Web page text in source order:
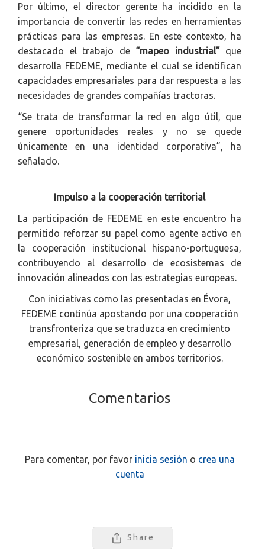
Por último, el director gerente ha incidido en la
importancia de convertir las redes en herramientas
prácticas para las empresas. En este contexto, ha
destacado el trabajo de “mapeo industrial”que
desarrolla FEDEME, mediante el cual se identifican
capacidades empresariales para dar respuesta a las
necesidades de grandes compañías tractoras.
“Se trata de transformar la red en algo útil, que
genere oportunidades reales y no se quede
únicamente en una identidad corporativa”, ha
señalado.
Impulso a la cooperación territorial
La participación de FEDEME en este encuentro ha
permitido reforzar su papel como agente activo en
la cooperación institucional hispano-portuguesa,
contribuyendo al desarrollo de ecosistemas de
innovación alineados con las estrategias europeas.
Con iniciativas como las presentadas en Évora,
FEDEME continúa apostando por una cooperación
transfronteriza que se traduzca en crecimiento
empresarial, generación de empleo y desarrollo
económico sostenible en ambos territorios.
Comentarios
Para comentar, por favor inicia sesión o crea una
cuenta
Share